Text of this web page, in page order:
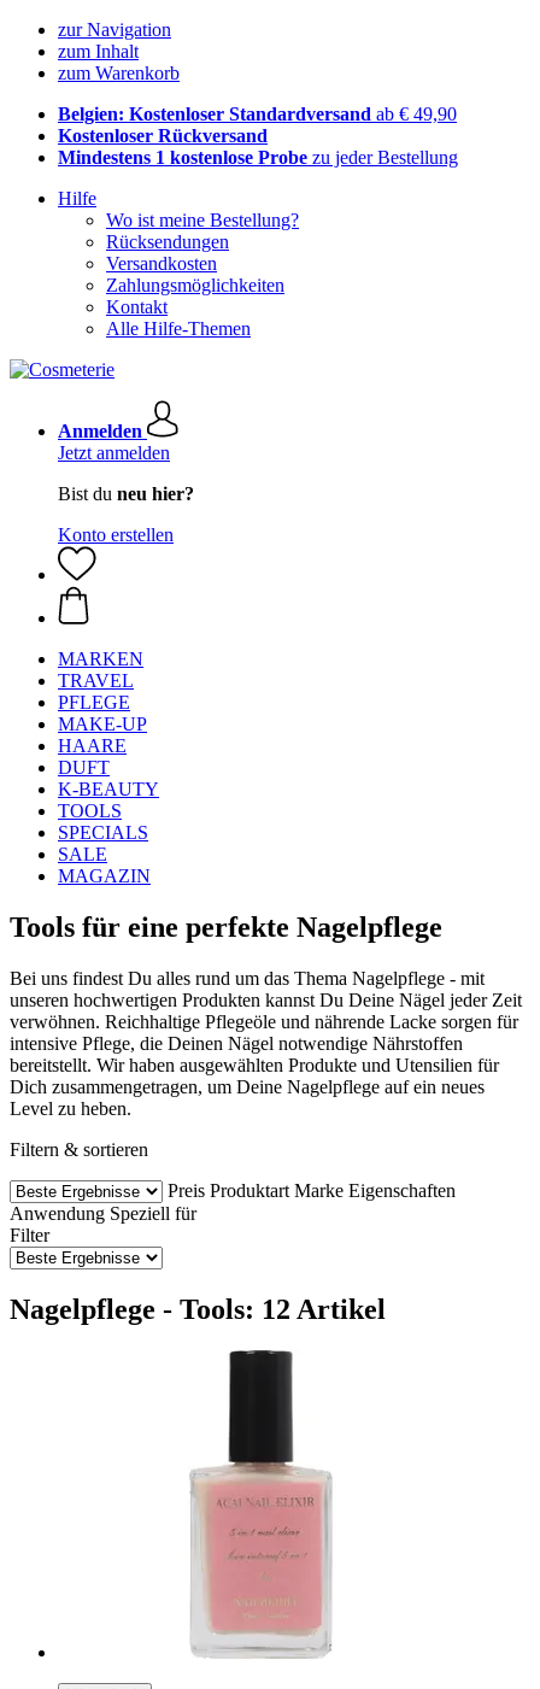
zur Navigation
zum Inhalt
zum Warenkorb
Belgien: Kostenloser Standardversand ab € 49,90
Kostenloser Rückversand
Mindestens 1 kostenlose Probe zu jeder Bestellung
Hilfe
Wo ist meine Bestellung?
Rücksendungen
Versandkosten
Zahlungsmöglichkeiten
Kontakt
Alle Hilfe-Themen
Anmelden
Jetzt anmelden
Bist du neu hier?
Konto erstellen
MARKEN
TRAVEL
PFLEGE
MAKE-UP
HAARE
DUFT
K-BEAUTY
TOOLS
SPECIALS
SALE
MAGAZIN
Tools für eine perfekte Nagelpflege
Bei uns findest Du alles rund um das Thema Nagelpflege - mit
unseren hochwertigen Produkten kannst Du Deine Nägel jeder Zeit
verwöhnen. Reichhaltige Pflegeöle und nährende Lacke sorgen für
intensive Pflege, die Deinen Nägel notwendige Nährstoffen
bereitstellt. Wir haben ausgewählten Produkte und Utensilien für
Dich zusammengetragen, um Deine Nagelpflege auf ein neues
Level zu heben.
Filtern & sortieren
Preis Produktart Marke Eigenschaften
Anwendung Speziell für
Filter
Nagelpflege - Tools: 12 Artikel